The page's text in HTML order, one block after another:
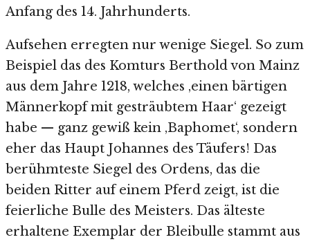
Anfang des 14. Jahrhunderts.
Aufsehen erregten nur wenige Siegel. So zum
Beispiel das des Komturs Berthold von Mainz
aus dem Jahre 1218, welches ‚einen bärtigen
Männerkopf mit gesträubtem Haar‘ gezeigt
habe — ganz gewiß kein ‚Baphomet‘, sondern
eher das Haupt Johannes des Täufers! Das
berühmteste Siegel des Ordens, das die
beiden Ritter auf einem Pferd zeigt, ist die
feierliche Bulle des Meisters. Das älteste
erhaltene Exemplar der Bleibulle stammt aus